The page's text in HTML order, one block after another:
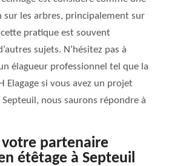
les arbres, principalement sur
pratique est souvent
sujets. N’hésitez pas à
élagueur professionnel tel que la
Elagage si vous avez un projet
Septeuil, nous saurons répondre à
votre partenaire
étêtage à Septeuil